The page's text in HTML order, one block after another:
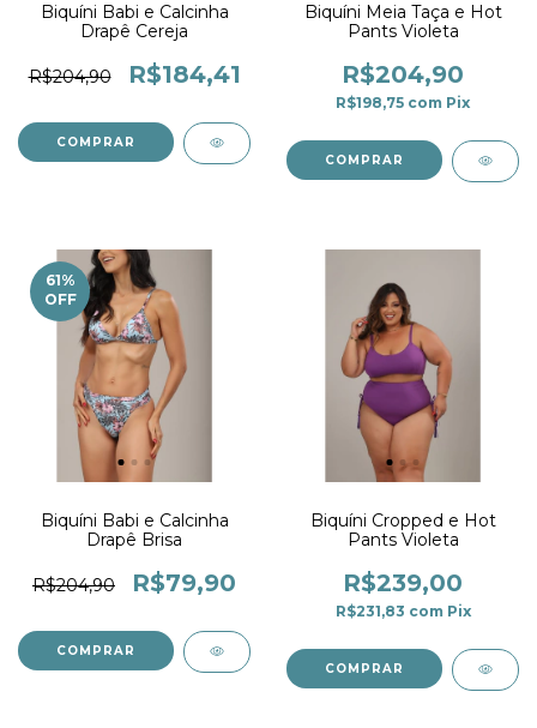
Biquíni Babi e Calcinha
Drapê Cereja
R$204,90 R$184,41
COMPRAR
Biquíni Meia Taça e Hot
Pants Violeta
R$204,90
R$198,75 com Pix
COMPRAR
61%
OFF
Biquíni Babi e Calcinha
Drapê Brisa
R$204,90 R$79,90
COMPRAR
Biquíni Cropped e Hot
Pants Violeta
R$239,00
R$231,83 com Pix
COMPRAR